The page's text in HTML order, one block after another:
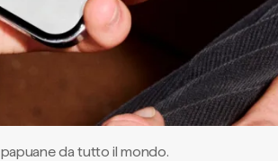
da tutto il mondo.